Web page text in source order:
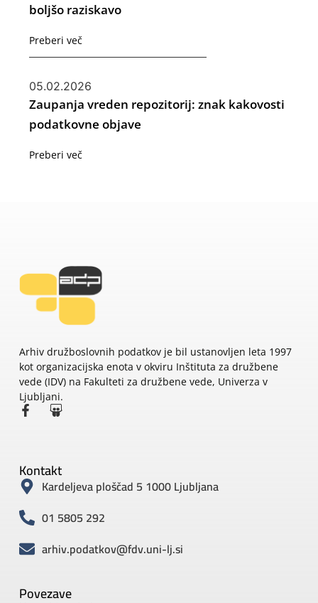
boljšo raziskavo
Preberi več
05.02.2026
Zaupanja vreden repozitorij: znak kakovosti
podatkovne objave
Preberi več
Arhiv družboslovnih podatkov je bil ustanovljen leta 1997
kot organizacijska enota v okviru Inštituta za družbene
vede (IDV) na Fakulteti za družbene vede, Univerza v
Ljubljani.
Povezave
Kontakt
Kardeljeva ploščad 5 1000 Ljubljana
01 5805 292
arhiv.podatkov@fdv.uni-lj.si